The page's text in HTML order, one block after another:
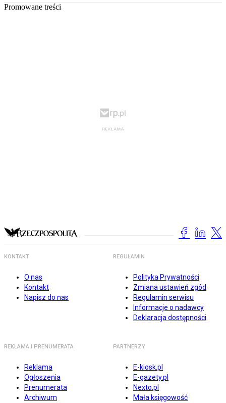
Promowane treści
KONTAKT
O nas
Kontakt
Napisz do nas
REGULAMIN
Polityka Prywatności
Zmiana ustawień zgód
Regulamin serwisu
Informacje o nadawcy
Deklaracja dostępności
REKLAMA I PRENUMERATA
Reklama
Ogłoszenia
Prenumerata
Archiwum
PARTNERZY
E-kiosk.pl
E-gazety.pl
Nexto.pl
Mała księgowość